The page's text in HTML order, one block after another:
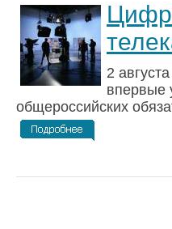
2
впервые
общероссийских